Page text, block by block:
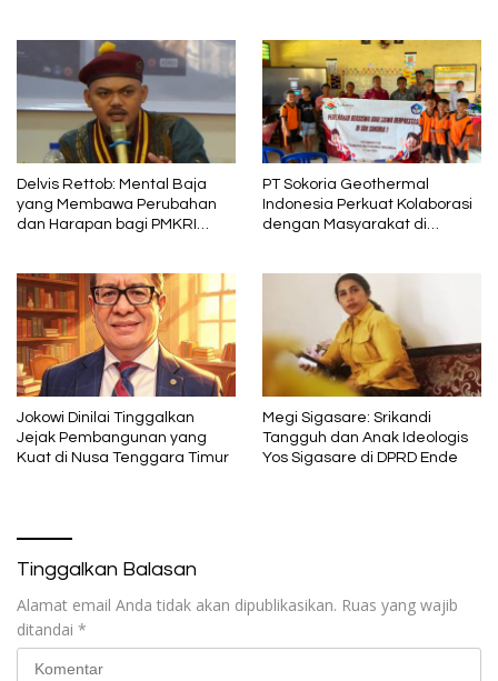
Delvis Rettob: Mental Baja
yang Membawa Perubahan
dan Harapan bagi PMKRI
PT Sokoria Geothermal
Indonesia Perkuat Kolaborasi
dengan Masyarakat di
Jokowi Dinilai Tinggalkan
Jejak Pembangunan yang
Kuat di Nusa Tenggara Timur
Megi Sigasare: Srikandi
Tangguh dan Anak Ideologis
Yos Sigasare di DPRD Ende
Tinggalkan Balasan
Alamat email Anda tidak akan dipublikasikan. Ruas yang wajib
ditandai *